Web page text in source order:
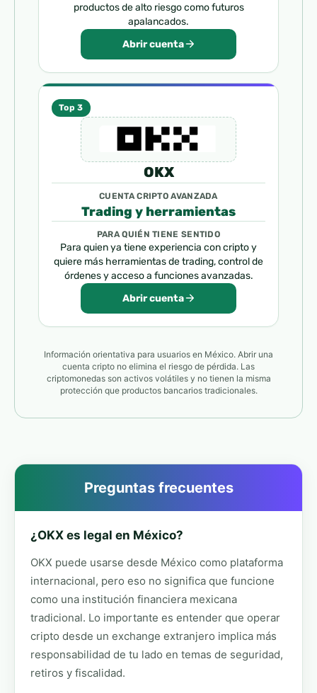
productos de alto riesgo como futuros
apalancados.
Abrir cuenta
Top 3
OKX
CUENTA CRIPTO AVANZADA
Trading y herramientas
PARA QUIÉN TIENE SENTIDO
Para quien ya tiene experiencia con cripto y
quiere más herramientas de trading, control de
órdenes y acceso a funciones avanzadas.
Abrir cuenta
Información orientativa para usuarios en México. Abrir una
cuenta cripto no elimina el riesgo de pérdida. Las
criptomonedas son activos volátiles y no tienen la misma
protección que productos bancarios tradicionales.
Preguntas frecuentes
¿OKX es legal en México?
OKX puede usarse desde México como plataforma
internacional, pero eso no significa que funcione
como una institución financiera mexicana
tradicional. Lo importante es entender que operar
cripto desde un exchange extranjero implica más
responsabilidad de tu lado en temas de seguridad,
retiros y fiscalidad.